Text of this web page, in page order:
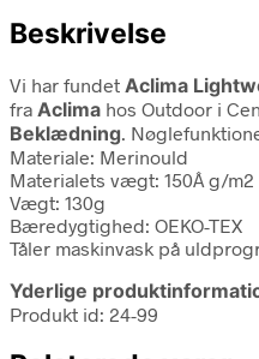
Beskrivelse
Vi har fundet Aclima
fra Aclima hos Outdoor i
Beklædning.
Materiale: Merinould
Materialets vægt: 150Â g/m2
Vægt: 130g
Bæredygtighed: OEKO-TEX
Tåler maskinvask på
Yderlige
Produkt id: 24-99